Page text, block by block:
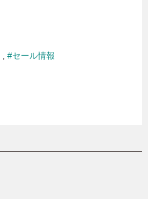
#セール情報